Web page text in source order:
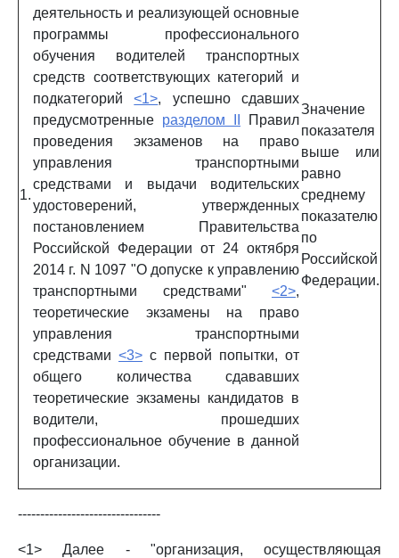
1.
деятельность и реализующей основные
программы профессионального
обучения водителей транспортных
средств соответствующих категорий и
подкатегорий<1>, успешно сдавших
предусмотренные разделом II
Правил
проведения экзаменов на право
управления транспортными
средствами и выдачи водительских
удостоверений, утвержденных
постановлением Правительства
Российской Федерации от 24 октября
2014 г. N 1097 "О допуске к управлению
транспортными средствами" <2>,
теоретические экзамены на право
управления транспортными
средствами <3> с первой попытки, от
общего количества сдававших
теоретические экзамены кандидатов в
водители, прошедших
профессиональное обучение в данной
организации.
Значение
показателя
выше или
равно
среднему
показателю
по
Российской
Федерации.
--------------------------------
<1> Далее - "организация, осуществляющая